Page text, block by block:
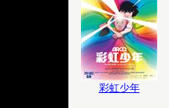
彩虹少年